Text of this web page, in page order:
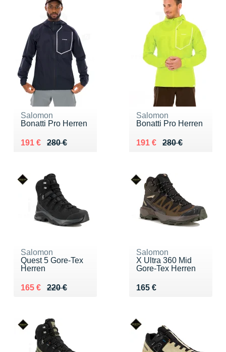
Salomon
Bonatti Pro Herren
280 €
Au lieu de 280 €
191 €
Vendu 191 €
Salomon
Bonatti Pro Herren
280 €
Au lieu de 280 €
191 €
Vendu 191 €
Salomon
Quest 5 Gore-Tex
Herren
220 €
Au lieu de 220 €
165 €
Vendu 165 €
Salomon
X Ultra 360 Mid
Gore-Tex Herren
165 €
Vendu 165 €